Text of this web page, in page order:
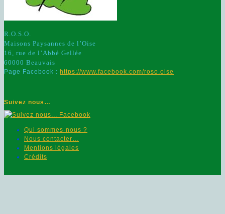
R.O.S.O.
Maisons Paysannes de l’Oise
16, rue de l’Abbé Gellée
60000 Beauvais
Page Facebook : https://www.facebook.com/roso.oise
Suivez nous…
Qui sommes-nous ?
Nous contacter…
Mentions légales
Crédits